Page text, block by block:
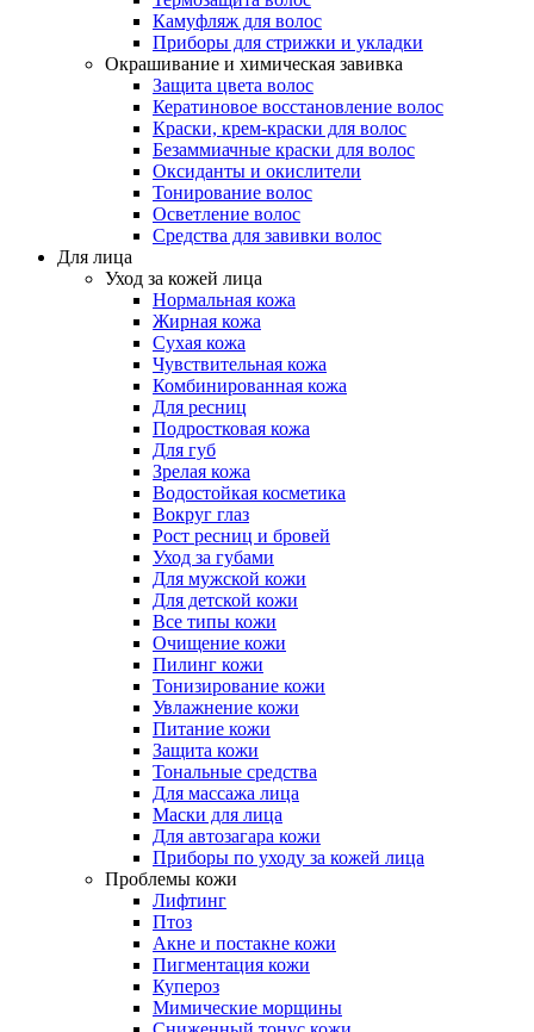
Камуфляж для волос
Приборы для стрижки и укладки
Окрашивание и химическая завивка
Защита цвета волос
Кератиновое восстановление волос
Краски, крем-краски для волос
Безаммиачные краски для волос
Оксиданты и окислители
Тонирование волос
Осветление волос
Средства для завивки волос
Для лица
Уход за кожей лица
Нормальная кожа
Жирная кожа
Сухая кожа
Чувствительная кожа
Комбинированная кожа
Для ресниц
Подростковая кожа
Для губ
Зрелая кожа
Водостойкая косметика
Вокруг глаз
Рост ресниц и бровей
Уход за губами
Для мужской кожи
Для детской кожи
Все типы кожи
Очищение кожи
Пилинг кожи
Тонизирование кожи
Увлажнение кожи
Питание кожи
Защита кожи
Тональные средства
Для массажа лица
Маски для лица
Для автозагара кожи
Приборы по уходу за кожей лица
Проблемы кожи
Лифтинг
Птоз
Акне и постакне кожи
Пигментация кожи
Купероз
Мимические морщины